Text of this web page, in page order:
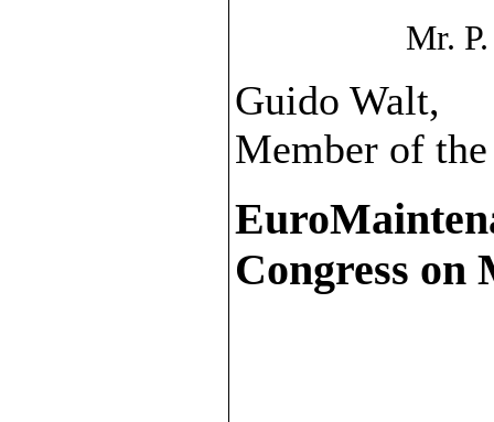
Mr.
Guido Walt,
Member of
Congress on